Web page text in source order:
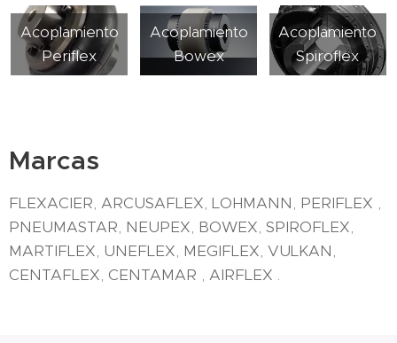
Acoplamiento
Periflex
Acoplamiento
Bowex
Acoplamiento
Spiroflex
Marcas
FLEXACIER, ARCUSAFLEX, LOHMANN, PERIFLEX ,
PNEUMASTAR, NEUPEX, BOWEX, SPIROFLEX,
MARTIFLEX, UNEFLEX, MEGIFLEX, VULKAN,
CENTAFLEX, CENTAMAR , AIRFLEX .